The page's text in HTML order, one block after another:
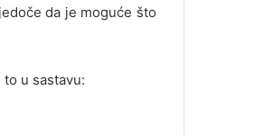
da je moguće što
u sastavu: